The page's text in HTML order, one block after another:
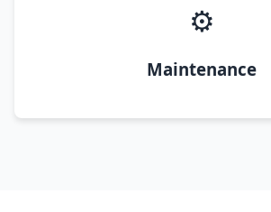
⚙️
Maintenance